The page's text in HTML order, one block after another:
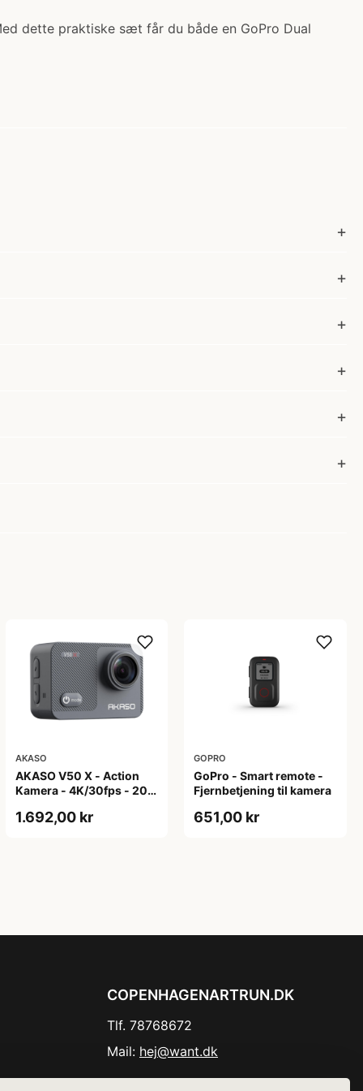
dette praktiske sæt får du både en GoPro Dual
AKASO
AKASO V50 X - Action
Kamera - 4K/30fps - 20
1.692,00 kr
GOPRO
GoPro - Smart remote -
Fjernbetjening til kamera
651,00 kr
COPENHAGENARTRUN.DK
Tlf. 78768672
Mail: hej@want.dk